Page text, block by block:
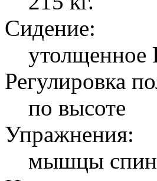
Сидение:
Регулировка
по высоте
Упражнения:
мышцы